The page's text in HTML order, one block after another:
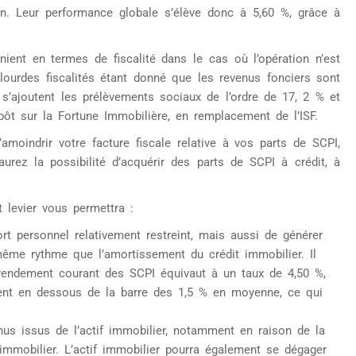
Leur performance globale s’élève donc à 5,60 %, grâce à
en termes de fiscalité dans le cas où l’opération n’est
fiscalités étant donné que les revenus fonciers sont
les prélèvements sociaux de l’ordre de 17, 2 % et
sur la Fortune Immobilière, en remplacement de l’ISF.
votre facture fiscale relative à vos parts de SCPI,
la possibilité d’acquérir des parts de SCPI à crédit, à
levier vous permettra :
personnel relativement restreint, mais aussi de générer
rythme que l’amortissement du crédit immobilier. Il
courant des SCPI équivaut à un taux de 4,50 %,
en dessous de la barre des 1,5 % en moyenne, ce qui
issus de l’actif immobilier, notamment en raison de la
L’actif immobilier pourra également se dégager